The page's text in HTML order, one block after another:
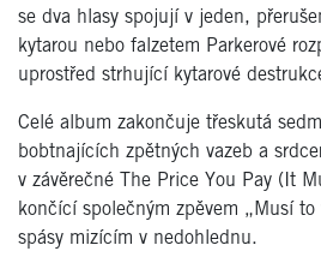
se dva hlasy spojují v jeden,
kytarou nebo falzetem Parkerové
uprostřed strhující kytarové
Celé album zakončuje třeskutá
bobtnajících zpětných vazeb a
v závěrečné The Price You Pay (It
končící společným zpěvem „Musí
spásy mizícím v nedohlednu.